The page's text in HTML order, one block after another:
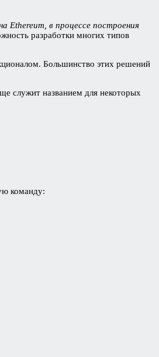
Ethereum, в процессе построения
разработки многих типов
Большинство этих решений
служит названием для некоторых
команду: